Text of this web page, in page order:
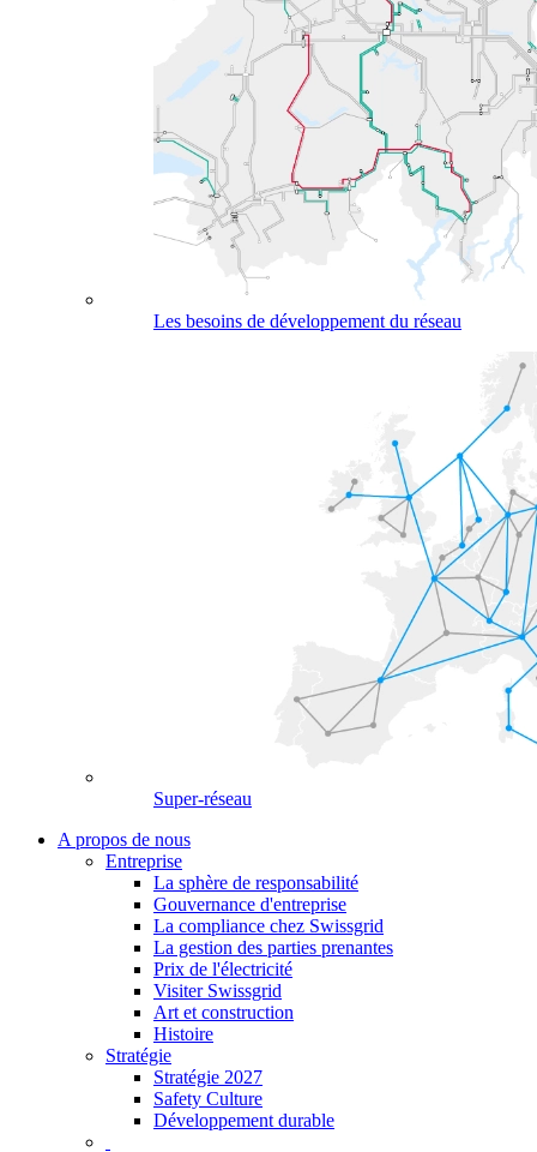
Les besoins de développement du réseau
Super-réseau
A propos de nous
Entreprise
La sphère de responsabilité
Gouvernance d'entreprise
La compliance chez Swissgrid
La gestion des parties prenantes
Prix de l'électricité
Visiter Swissgrid
Art et construction
Histoire
Stratégie
Stratégie 2027
Safety Culture
Développement durable